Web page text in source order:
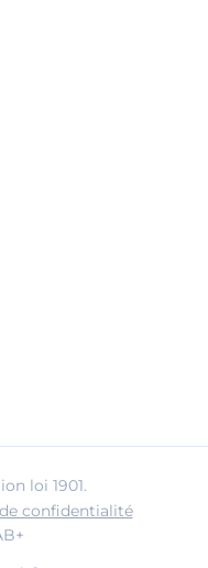
loi 1901.
confidentialité